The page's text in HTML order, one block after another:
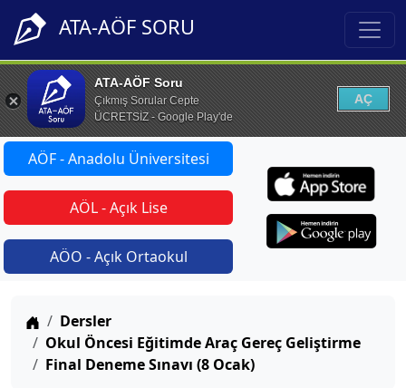
ATA-AÖF SORU
ATA-AÖF Soru
Çıkmış Sorular Cepte
ÜCRETSİZ - Google Play'de
AÇ
AÖF - Anadolu Üniversitesi
AÖL - Açık Lise
AÖO - Açık Ortaokul
Anasayfa
Dersler
Okul Öncesi Eğitimde Araç Gereç Geliştirme
Final Deneme Sınavı (8 Ocak)